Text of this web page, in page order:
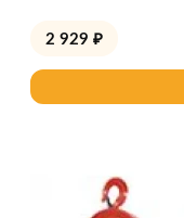
2 929 ₽